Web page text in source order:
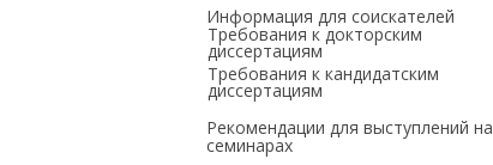
Информация для соискателей
Требования к докторским
диссертациям
Требования к кандидатским
диссертациям
Рекомендации для выступлений на
семинарах